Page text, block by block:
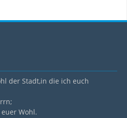
der Stadt,in die ich euch
Wohl.